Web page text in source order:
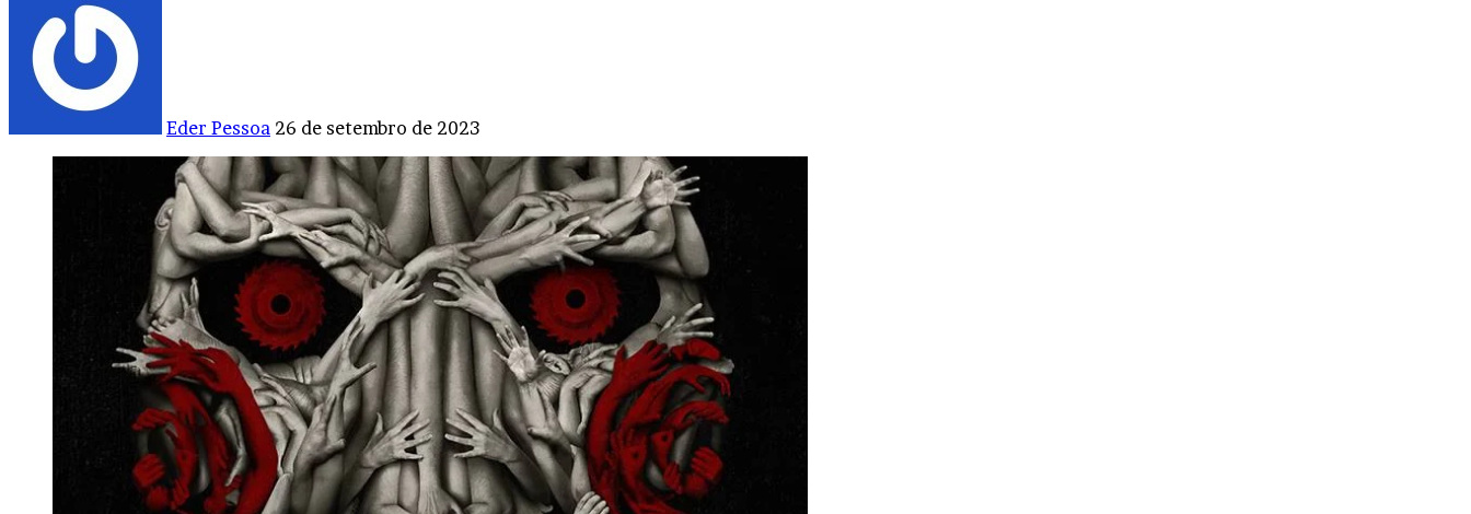
Eder Pessoa 26 de setembro de 2023